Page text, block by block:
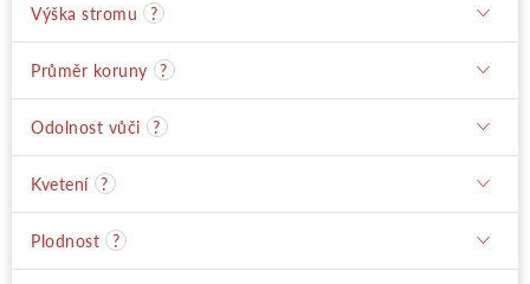
Výška stromu ?
Průměr koruny ?
Odolnost vůči ?
Kvetení ?
Plodnost ?